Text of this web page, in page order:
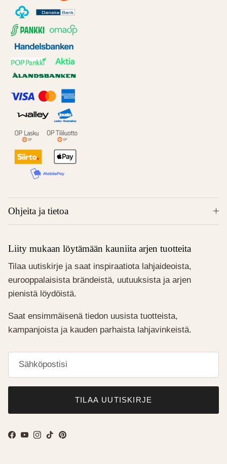
Ohjeita ja tietoa
Liity mukaan löytämään kauniita arjen tuotteita
Tilaa uutiskirje ja saat inspiraatiota lahjaideoista,
eurooppalaisista brändeistä, uutuuksista ja arjen
pienistä löydöistä.
Saat ensimmäisenä tiedon uusista tuotteista,
kampanjoista ja kauden parhaista lahjavinkeistä.
TILAA UUTISKIRJE
Facebook
YouTube
Instagram
TikTokPinterest